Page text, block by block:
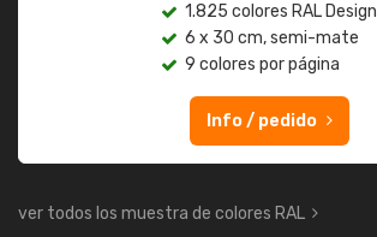
1.825 colores RAL Design
6 x 30 cm, semi-mate
9 colores por página
Info / pedido
ver todos los muestra de colores RAL